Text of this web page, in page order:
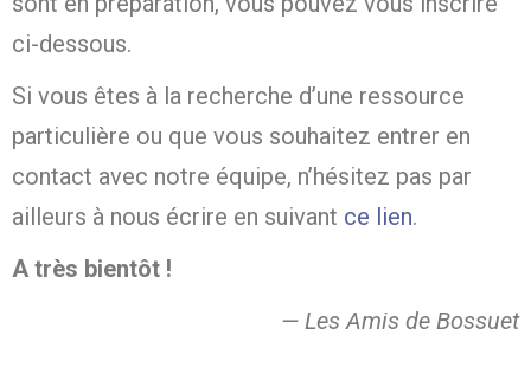
ci-dessous.
Si vous êtes à la recherche d’une ressource
particulière ou que vous souhaitez entrer en
contact avec notre équipe, n’hésitez pas par
ailleurs à nous écrire en suivant ce lien.
A très bientôt !
— Les Amis de Bossuet